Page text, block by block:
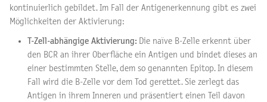
kontinuierlich gebildet. Im Fall der Antigenerkennung gibt es zwei
Möglichkeiten der Aktivierung:
T-Zell-abhängige Aktivierung: Die naïve B-Zelle erkennt über
den BCR an ihrer Oberfläche ein Antigen und bindet dieses an
einer bestimmten Stelle, dem so genannten Epitop. In diesem
Fall wird die B-Zelle vor dem Tod gerettet. Sie zerlegt das
Antigen in ihrem Inneren und präsentiert einen Teil davon